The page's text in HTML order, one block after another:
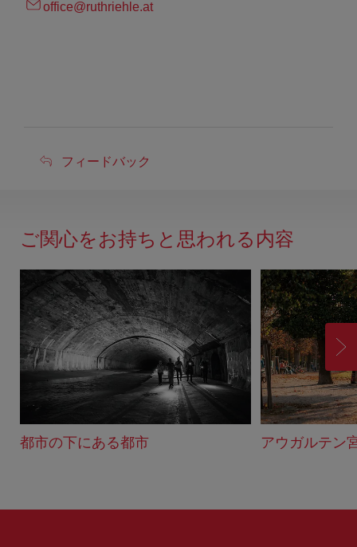
office@ruthriehle.at
フ
ド
ッ
ク
フィードバック
ご関心をお持ちと思われる内容
都市の下にある都市 アウガルテン
進
む